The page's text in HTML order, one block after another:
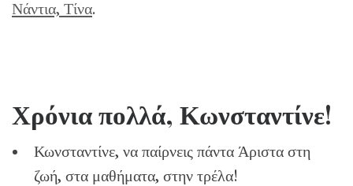
Νάντια, Τίνα.
Χρόνια πολλά, Κωνσταντίνε!
Κωνσταντίνε, να παίρνεις πάντα Άριστα στη
ζωή, στα μαθήματα, στην τρέλα!